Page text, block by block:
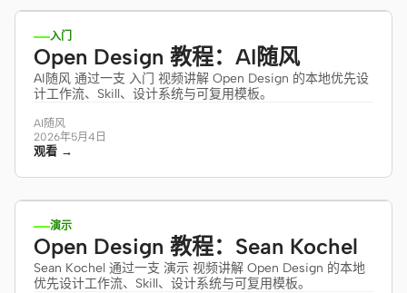
入门
Open Design 教程：AI随风
AI随风 通过一支 入门 视频讲解 Open Design 的本地优先设
计工作流、Skill、设计系统与可复用模板。
AI随风
2026年5月4日
观看 →
13:35
演示
Open Design 教程：Sean Kochel
Sean Kochel 通过一支 演示 视频讲解 Open Design 的本地
优先设计工作流、Skill、设计系统与可复用模板。